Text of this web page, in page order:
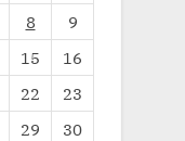
8
9
15
16
22
23
29
30